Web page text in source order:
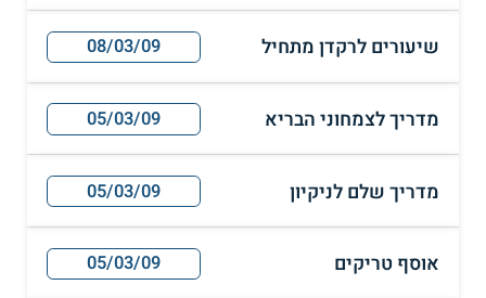
שיעורים לרקדן מתחיל 08/03/09
מדריך לצמחוני הבריא 05/03/09
מדריך שלם לניקיון 05/03/09
אוסף טריקים 05/03/09